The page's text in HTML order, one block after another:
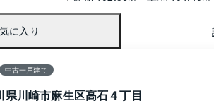
に入り
中古一戸建て
県川崎市麻生区高石４丁目